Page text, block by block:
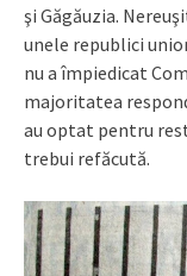
şi Găgăuzia.
unele republici
nu a împiedicat
majoritatea
au optat pentru
trebui refăcută.